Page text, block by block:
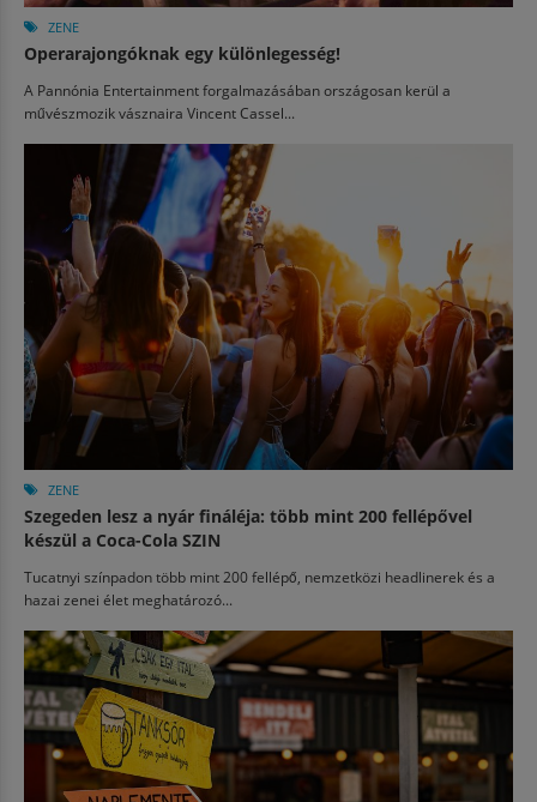
ZENE
Operarajongóknak egy különlegesség!
A Pannónia Entertainment forgalmazásában országosan kerül a
művészmozik vásznaira Vincent Cassel...
ZENE
Szegeden lesz a nyár fináléja: több mint 200 fellépővel
készül a Coca-Cola SZIN
Tucatnyi színpadon több mint 200 fellépő, nemzetközi headlinerek és a
hazai zenei élet meghatározó...